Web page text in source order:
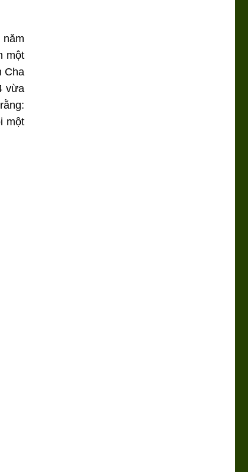
một
Cha
vừa
một